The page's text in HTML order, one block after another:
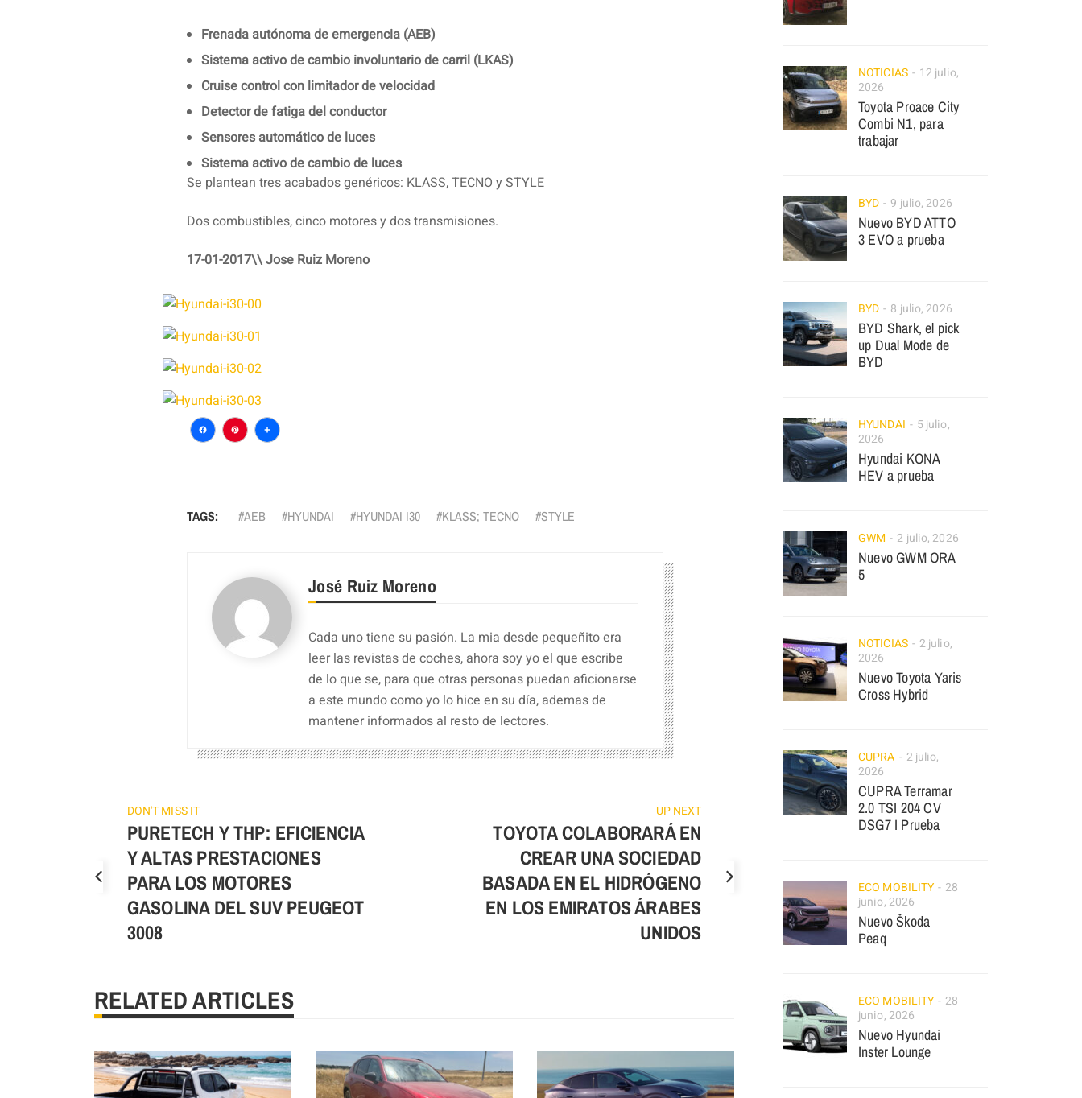
Frenada autónoma de emergencia (AEB)
Sistema activo de cambio involuntario de carril (LKAS)
Cruise control con limitador de velocidad
Detector de fatiga del conductor
Sensores automático de luces
Sistema activo de cambio de luces
Se plantean tres acabados genéricos: KLASS, TECNO y STYLE
Dos combustibles, cinco motores y dos transmisiones.
17-01-2017\\ Jose Ruiz Moreno
Facebook
Pinterest
Compartir
TAGS: AEB HYUNDAI HYUNDAI I30 KLASS; TECNO STYLE
José Ruiz Moreno
Cada uno tiene su pasión. La mia desde pequeñito era
leer las revistas de coches, ahora soy yo el que escribe
de lo que se, para que otras personas puedan aficionarse
a este mundo como yo lo hice en su día, ademas de
mantener informados al resto de lectores.
DON'T MISS IT
PURETECH Y THP: EFICIENCIA
Y ALTAS PRESTACIONES
PARA LOS MOTORES
GASOLINA DEL SUV PEUGEOT
3008
UP NEXT
TOYOTA COLABORARÁ EN
CREAR UNA SOCIEDAD
BASADA EN EL HIDRÓGENO
EN LOS EMIRATOS ÁRABES
UNIDOS
RELATED ARTICLES
NOTICIAS
12 julio,
2026
Toyota Proace City
Combi N1, para
trabajar
BYD 9 julio, 2026
Nuevo BYD ATTO
3 EVO a prueba
BYD 8 julio, 2026
BYD Shark, el pick
up Dual Mode de
BYD
HYUNDAI
5 julio,
2026
Hyundai KONA
HEV a prueba
GWM 2 julio, 2026
Nuevo GWM ORA
5
NOTICIAS
2 julio,
2026
Nuevo Toyota Yaris
Cross Hybrid
CUPRA
2 julio,
2026
CUPRA Terramar
2.0 TSI 204 CV
DSG7 I Prueba
ECO MOBILITY
28
junio, 2026
Nuevo Škoda
Peaq
ECO MOBILITY
28
junio, 2026
Nuevo Hyundai
Inster Lounge